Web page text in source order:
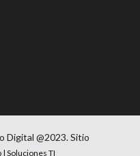
Digital @2023. Sitio
Soluciones TI